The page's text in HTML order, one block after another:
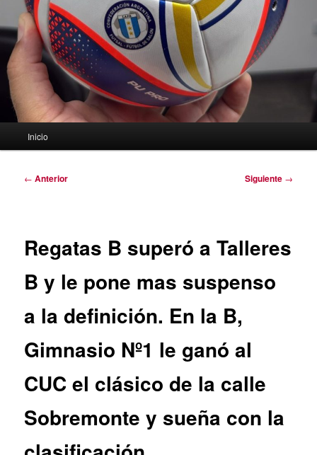
Inicio
Navegación
← Anterior Siguiente →
Regatas B superó a Talleres
B y le pone mas suspenso
a la definición. En la B,
Gimnasio Nº1 le ganó al
CUC el clásico de la calle
Sobremonte y sueña con la